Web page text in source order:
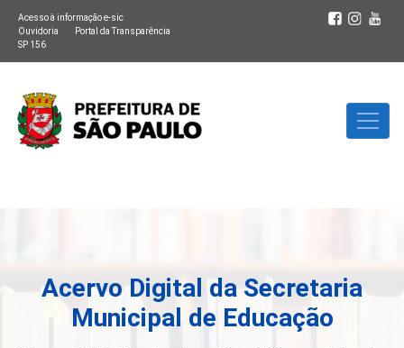
Acesso à informação e-sic
Ouvidoria
Portal da Transparência
SP 156
Acervo Digital da Secretaria
Municipal de Educação